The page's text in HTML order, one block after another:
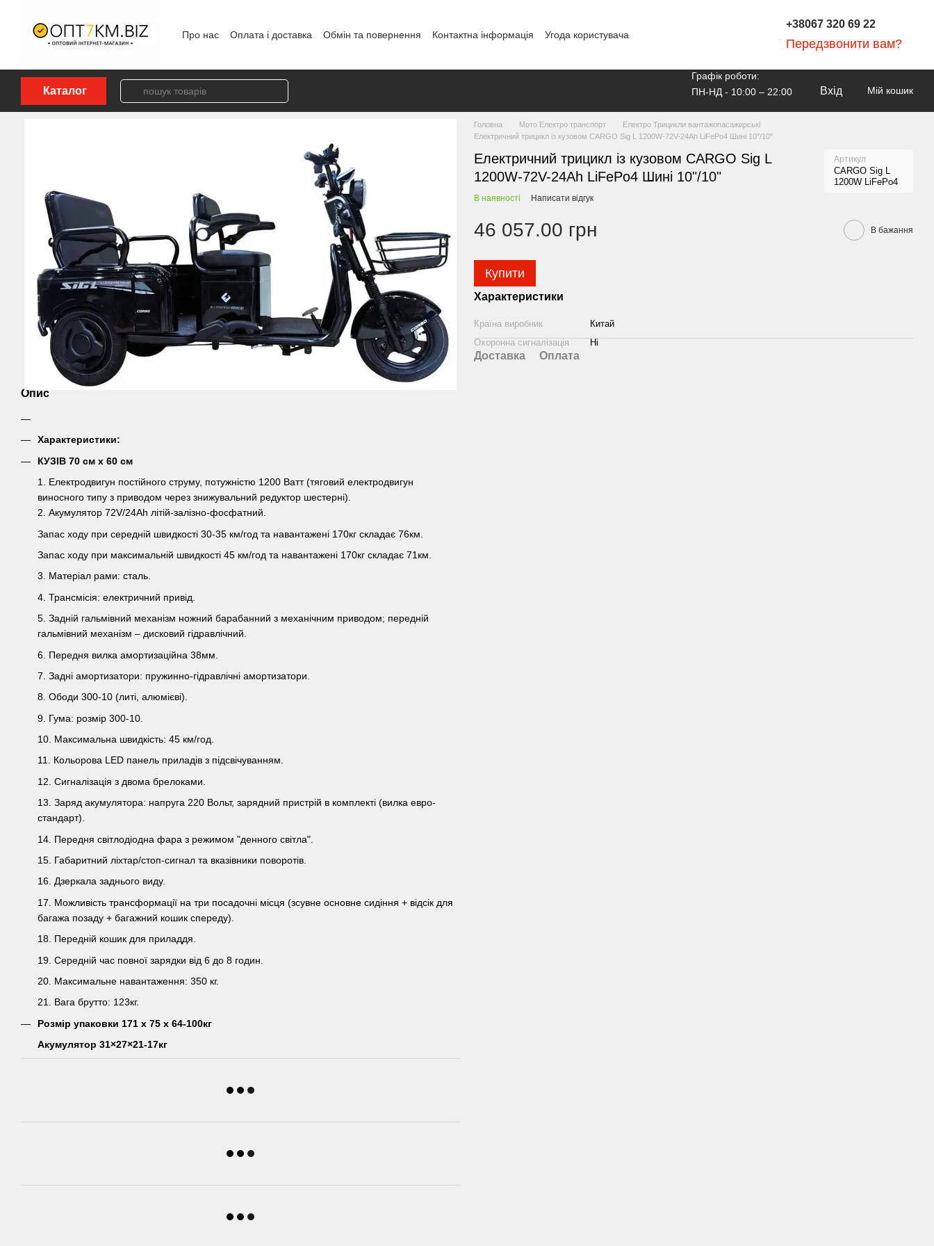
Про нас Оплата і доставка Обмін та повернення Контактна інформація
Угода користувача
+38067 320 69 22
Передзвонити вам?
Каталог
Графік роботи:
ПН-НД - 10:00 – 22:00
Вхід Мій кошик
Опис
Характеристики:
КУЗІВ 70 см х 60 см
1. Електродвигун постійного струму, потужністю 1200 Ватт (тяговий електродвигун
виносного типу з приводом через знижувальний редуктор шестерні).
2. Акумулятор 72V/24Ah літій-залізно-фосфатний.
Запас ходу при середній швидкості 30-35 км/год та навантажені 170кг складає 76км.
Запас ходу при максимальній швидкості 45 км/год та навантажені 170кг складає 71км.
3. Матеріал рами: сталь.
4. Трансмісія: електричний привід.
5. Задній гальмівний механізм ножний барабанний з механічним приводом; передній
гальмівний механізм – дисковий гідравлічний.
6. Передня вилка амортизаційна 38мм.
7. Задні амортизатори: пружинно-гідравлічні амортизатори.
8. Ободи 300-10 (литі, алюмієві).
9. Гума: розмір 300-10.
10. Максимальна швидкість: 45 км/год.
11. Кольорова LED панель приладів з підсвічуванням.
12. Сигналізація з двома брелоками.
13. Заряд акумулятора: напруга 220 Вольт, зарядний пристрій в комплекті (вилка евро-
стандарт).
14. Передня світлодіодна фара з режимом "денного світла".
15. Габаритний ліхтар/стоп-сигнал та вказівники поворотів.
16. Дзеркала заднього виду.
17. Можливість трансформації на три посадочні місця (зсувне основне сидіння + відсік для
багажа позаду + багажний кошик спереду).
18. Передній кошик для приладдя.
19. Середній час повної зарядки від 6 до 8 годин.
20. Максимальне навантаження: 350 кг.
21. Вага брутто: 123кг.
Розмір упаковки 171 х 75 х 64-100кг
Акумулятор 31×27×21-17кг
Головна Мото Електро транспорт
Електро Трицикли вантажопасажирські
Електричний трицикл із кузовом CARGO Sig L 1200W-72V-24Ah LiFePo4 Шині 10"/10"
Електричний трицикл із кузовом CARGO Sig L
1200W-72V-24Ah LiFePo4 Шині 10"/10"
Артикул
CARGO Sig L
1200W LiFePo4
В наявності Написати відгук
46 057.00 грн В бажання
Купити
Характеристики
Країна виробник
Китай
Охоронна сигналізація
Ні
Доставка Оплата